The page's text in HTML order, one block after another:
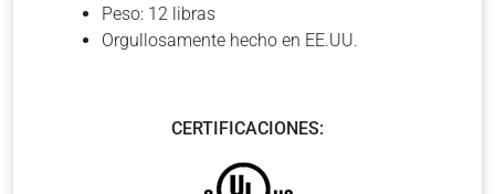
Peso: 12 libras
Orgullosamente hecho en EE.UU.
CERTIFICACIONES: